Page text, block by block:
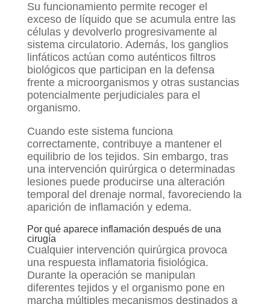
Su funcionamiento permite recoger el
exceso de líquido que se acumula entre las
células y devolverlo progresivamente al
sistema circulatorio. Además, los ganglios
linfáticos actúan como auténticos filtros
biológicos que participan en la defensa
frente a microorganismos y otras sustancias
potencialmente perjudiciales para el
organismo.
Cuando este sistema funciona
correctamente, contribuye a mantener el
equilibrio de los tejidos. Sin embargo, tras
una intervención quirúrgica o determinadas
lesiones puede producirse una alteración
temporal del drenaje normal, favoreciendo la
aparición de inflamación y edema.
Por qué aparece inflamación después de una
cirugía
Cualquier intervención quirúrgica provoca
una respuesta inflamatoria fisiológica.
Durante la operación se manipulan
diferentes tejidos y el organismo pone en
marcha múltiples mecanismos destinados a